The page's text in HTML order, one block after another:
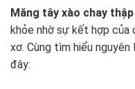
Măng tây xào chay
khỏe nhờ sự kết hợp
xơ. Cùng tìm hiểu
đây: